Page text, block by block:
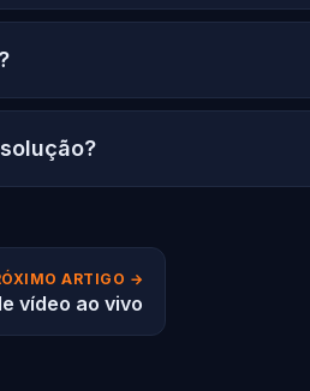
ARTIGO →
vídeo ao vivo